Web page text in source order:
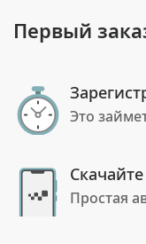
Первый
Это
Простая